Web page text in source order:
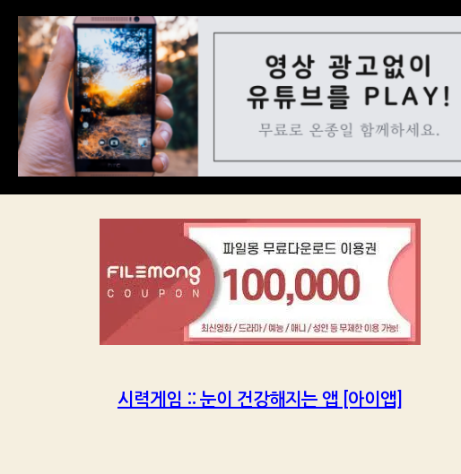
시력게임 :: 눈이 건강해지는 앱 [아이앱]